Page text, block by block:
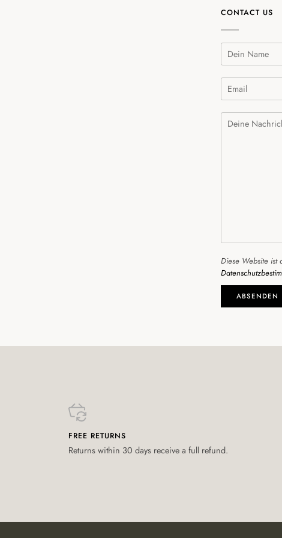
CONTACT US
Diese Website ist
ABSENDEN
FREE RETURNS
Returns within 30 days receive a full refund.